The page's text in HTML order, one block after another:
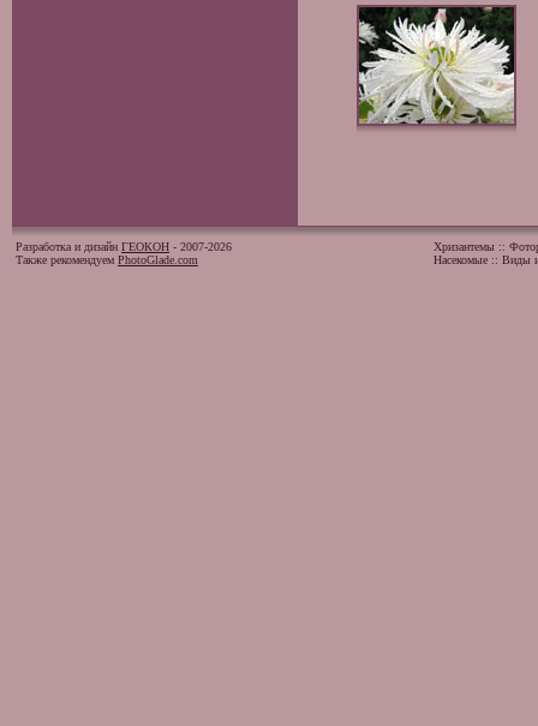
Разработка и дизайн ГЕОКОН - 2007-2026
Также рекомендуем PhotoGlade.com
Хризантемы ::
Насекомые :: Виды